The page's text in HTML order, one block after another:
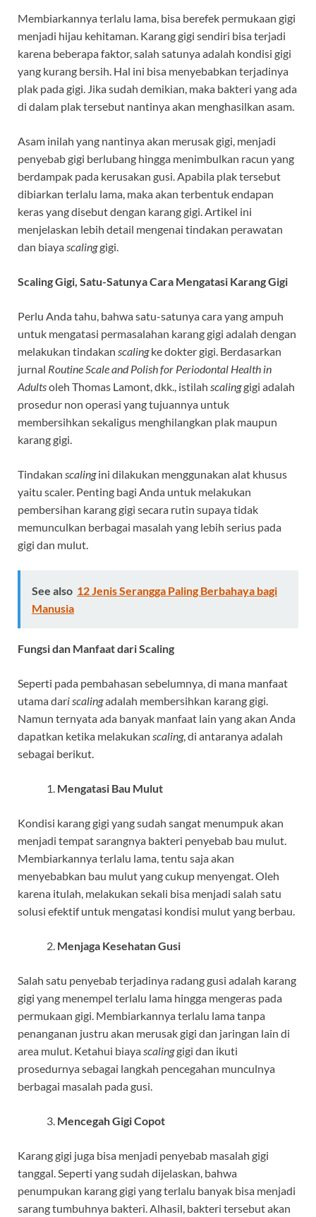
Membiarkannya terlalu lama, bisa berefek permukaan gigi
menjadi hijau kehitaman. Karang gigi sendiri bisa terjadi
karena beberapa faktor, salah satunya adalah kondisi gigi
yang kurang bersih. Hal ini bisa menyebabkan terjadinya
plak pada gigi. Jika sudah demikian, maka bakteri yang ada
di dalam plak tersebut nantinya akan menghasilkan asam.
Asam inilah yang nantinya akan merusak gigi, menjadi
penyebab gigi berlubang hingga menimbulkan racun yang
berdampak pada kerusakan gusi. Apabila plak tersebut
dibiarkan terlalu lama, maka akan terbentuk endapan
keras yang disebut dengan karang gigi. Artikel ini
menjelaskan lebih detail mengenai tindakan perawatan
dan biayascalinggigi.
Scaling Gigi, Satu-Satunya Cara Mengatasi Karang Gigi
Perlu Anda tahu, bahwa satu-satunya cara yang ampuh
untuk mengatasi permasalahan karang gigi adalah dengan
melakukan tindakan scalingke dokter gigi. Berdasarkan
jurnal Routine Scale and Polish for Periodontal Health in
Adultsoleh Thomas Lamont, dkk., istilah scalinggigi adalah
prosedur non operasi yang tujuannya untuk
membersihkan sekaligus menghilangkan plak maupun
karang gigi.
Tindakan scalingini dilakukan menggunakan alat khusus
yaitu scaler. Penting bagi Anda untuk melakukan
pembersihan karang gigi secara rutin supaya tidak
memunculkan berbagai masalah yang lebih serius pada
gigi dan mulut.
See also 12 Jenis Serangga Paling Berbahaya bagi
Manusia
Fungsi dan Manfaat dari Scaling
Seperti pada pembahasan sebelumnya, di mana manfaat
utama dari scalingadalah membersihkan karang gigi.
Namun ternyata ada banyak manfaat lain yang akan Anda
dapatkan ketika melakukan scaling, di antaranya adalah
sebagai berikut.
Mengatasi Bau Mulut
Kondisi karang gigi yang sudah sangat menumpuk akan
menjadi tempat sarangnya bakteri penyebab bau mulut.
Membiarkannya terlalu lama, tentu saja akan
menyebabkan bau mulut yang cukup menyengat. Oleh
karena itulah, melakukan sekali bisa menjadi salah satu
solusi efektif untuk mengatasi kondisi mulut yang berbau.
Menjaga Kesehatan Gusi
Salah satu penyebab terjadinya radang gusi adalah karang
gigi yang menempel terlalu lama hingga mengeras pada
permukaan gigi. Membiarkannya terlalu lama tanpa
penanganan justru akan merusak gigi dan jaringan lain di
area mulut. Ketahui biayascalinggigi dan ikuti
prosedurnya sebagai langkah pencegahan munculnya
berbagai masalah pada gusi.
Mencegah Gigi Copot
Karang gigi juga bisa menjadi penyebab masalah gigi
tanggal. Seperti yang sudah dijelaskan, bahwa
penumpukan karang gigi yang terlalu banyak bisa menjadi
sarang tumbuhnya bakteri. Alhasil, bakteri tersebut akan